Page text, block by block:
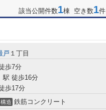
該当公開件数1棟 空き数1件
戸 １丁目
歩7分
駅 徒歩16分
歩17分
構造 鉄筋コンクリート